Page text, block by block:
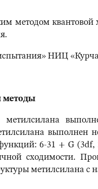
методом
НИЦ
метилсилана
выполнен
6-31 + G
сходимости.
метилсилана